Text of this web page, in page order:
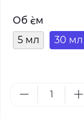
Об `єм
5 мл
30 мл